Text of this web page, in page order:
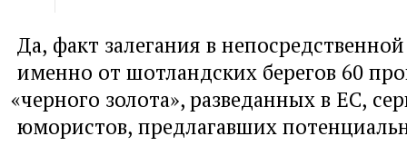
Да, факт залегания в
именно от шотландских берегов 60
«черного золота», разведанных в ЕС,
юмористов, предлагавших